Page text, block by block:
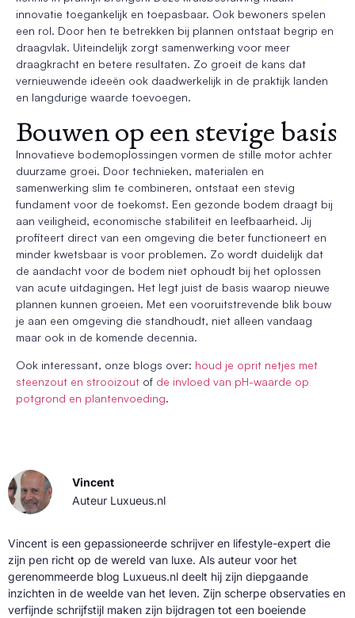
innovatie toegankelijk en toepasbaar. Ook bewoners spelen
een rol. Door hen te betrekken bij plannen ontstaat begrip en
draagvlak. Uiteindelijk zorgt samenwerking voor meer
draagkracht en betere resultaten. Zo groeit de kans dat
vernieuwende ideeën ook daadwerkelijk in de praktijk landen
en langdurige waarde toevoegen.
Bouwen op een stevige basis
Innovatieve bodemoplossingen vormen de stille motor achter
duurzame groei. Door technieken, materialen en
samenwerking slim te combineren, ontstaat een stevig
fundament voor de toekomst. Een gezonde bodem draagt bij
aan veiligheid, economische stabiliteit en leefbaarheid. Jij
profiteert direct van een omgeving die beter functioneert en
minder kwetsbaar is voor problemen. Zo wordt duidelijk dat
de aandacht voor de bodem niet ophoudt bij het oplossen
van acute uitdagingen. Het legt juist de basis waarop nieuwe
plannen kunnen groeien. Met een vooruitstrevende blik bouw
je aan een omgeving die standhoudt, niet alleen vandaag
maar ook in de komende decennia.
Ook interessant, onze blogs over: houd je oprit netjes met
steenzout en strooizout of de invloed van pH-waarde op
potgrond en plantenvoeding.
Vincent
Auteur Luxueus.nl
Vincent is een gepassioneerde schrijver en lifestyle-expert die
zijn pen richt op de wereld van luxe. Als auteur voor het
gerenommeerde blog Luxueus.nl deelt hij zijn diepgaande
inzichten in de weelde van het leven. Zijn scherpe observaties en
verfijnde schrijfstijl maken zijn bijdragen tot een boeiende